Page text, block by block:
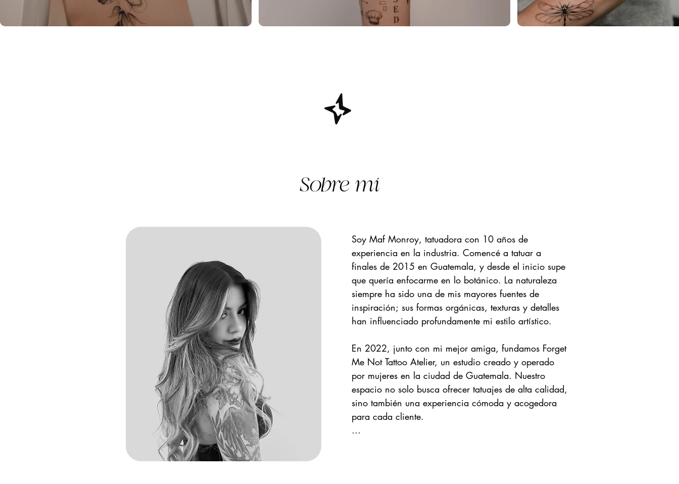
Sobre mí
Soy Maf Monroy, tatuadora con 10 años de
experiencia en la industria. Comencé a tatuar a
finales de 2015 en Guatemala, y desde el inicio supe
que quería enfocarme en lo botánico. La naturaleza
siempre ha sido una de mis mayores fuentes de
inspiración; sus formas orgánicas, texturas y detalles
han influenciado profundamente mi estilo artístico.
En 2022, junto con mi mejor amiga, fundamos Forget
Me Not Tattoo Atelier, un estudio creado y operado
por mujeres en la ciudad de Guatemala. Nuestro
espacio no solo busca ofrecer tatuajes de alta calidad,
sino también una experiencia cómoda y acogedora
para cada cliente.